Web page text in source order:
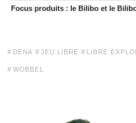
Focus produits : le Bilibo et le
DENA JEU LIBRE LIBRE
WOBBEL